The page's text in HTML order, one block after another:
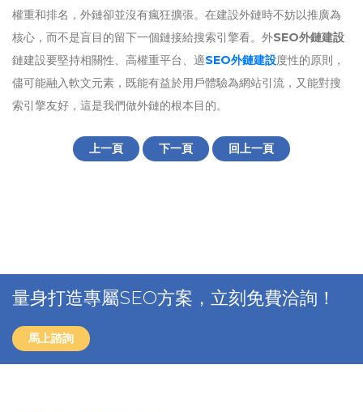
權重和排名，外鏈卻並沒有瘋狂擴張。在建設外鏈時不妨以推廣為
核心，而不是盲目的留下一個鏈接給搜索引擎看。外SEO外鏈建設
鏈建設要堅持相關性、高權重平台、適SEO外鏈建設度性的原則，
儘可能融入軟文元素，既能有益於用戶體驗為網站引流，又能對搜
索引擎友好，這是我們做外鏈的根本目的。
上一頁 下一頁 回上一頁
量身打造專屬SEO方案，立刻免費洽詢！
馬上諮詢